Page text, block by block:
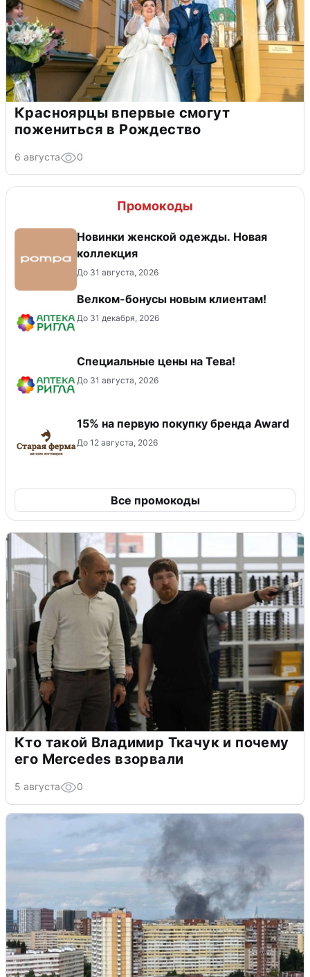
Красноярцы впервые смогут
пожениться в Рождество
6 августа 0
Промокоды
Новинки женской одежды. Новая
коллекция
До 31 августа, 2026
Велком-бонусы новым клиентам!
До 31 декабря, 2026
Специальные цены на Тева!
До 31 августа, 2026
15% на первую покупку бренда Award
До 12 августа, 2026
Все промокоды
Кто такой Владимир Ткачук и почему
его Mercedes взорвали
5 августа 0